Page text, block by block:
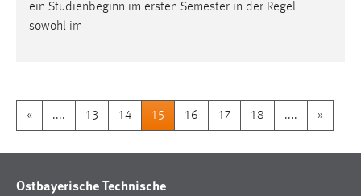
ein Studienbeginn im ersten Semester in der Regel
sowohl im
« .... 13 14 15 16 17 18 .... »
Ostbayerische Technische